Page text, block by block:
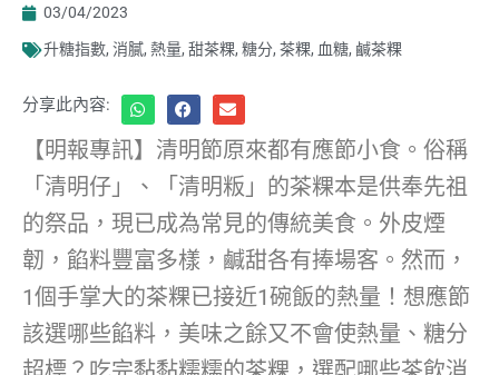
03/04/2023
升糖指數, 消膩, 熱量, 甜茶粿, 糖分, 茶粿, 血糖, 鹹茶粿
分享此內容:
【明報專訊】清明節原來都有應節小食。俗稱
「清明仔」、「清明粄」的茶粿本是供奉先祖
的祭品，現已成為常見的傳統美食。外皮煙
韌，餡料豐富多樣，鹹甜各有捧場客。然而，
1個手掌大的茶粿已接近1碗飯的熱量！想應節
該選哪些餡料，美味之餘又不會使熱量、糖分